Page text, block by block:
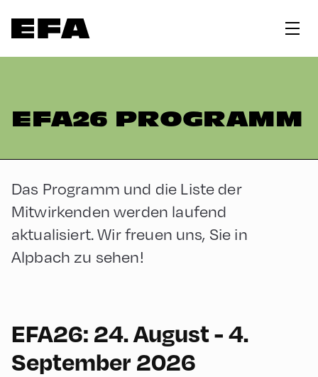
EFA26 PROGRAMM
Das Programm und die Liste der
Mitwirkenden werden laufend
aktualisiert. Wir freuen uns, Sie in
Alpbach zu sehen!
EFA26: 24. August - 4.
September 2026